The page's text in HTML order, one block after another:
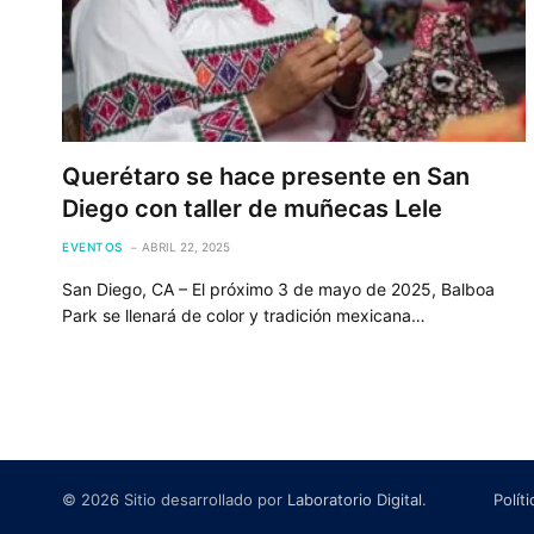
Querétaro se hace presente en San
Diego con taller de muñecas Lele
EVENTOS ABRIL 22, 2025
San Diego, CA – El próximo 3 de mayo de 2025, Balboa
Park se llenará de color y tradición mexicana…
© 2026 Sitio desarrollado por Laboratorio Digital.